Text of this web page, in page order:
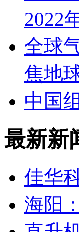
2022
全球
焦地
中国
最新新
佳华
海阳